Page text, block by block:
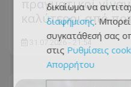
πραγματικοί
καλύτεροι από
31.07.2026 - 21:54
δικαίωμα να
διαφήμισης.
συγκατάθεσή σας
στις Ρυθμίσεις
Απορρήτου